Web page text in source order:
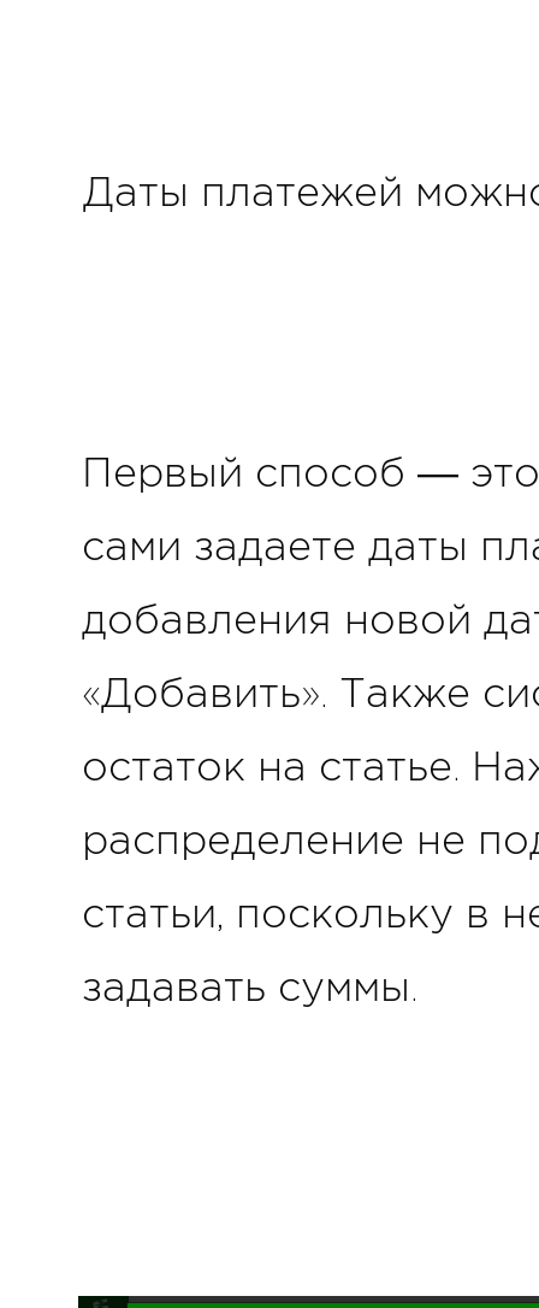
Даты платежей
Первый способ — это
сами задаете даты
добавления новой
«Добавить». Также
остаток на статье.
распределение не
статьи, поскольку в
задавать суммы.